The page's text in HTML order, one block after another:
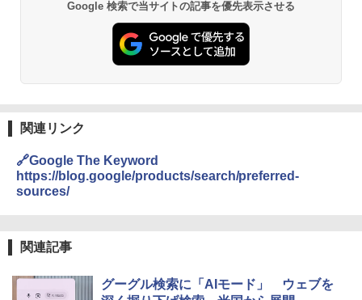
Google 検索で当サイトの記事を優先表示させる
関連リンク
🔗Google The Keyword
https://blog.google/products/search/preferred-
sources/
関連記事
グーグル検索に「AIモード」 ウェブを